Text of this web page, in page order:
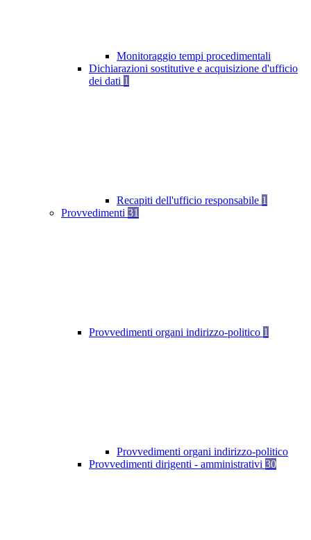
Monitoraggio tempi procedimentali
Dichiarazioni sostitutive e acquisizione d'ufficio
dei dati 1
Recapiti dell'ufficio responsabile 1
Provvedimenti 31
Provvedimenti organi indirizzo-politico 1
Provvedimenti organi indirizzo-politico
Provvedimenti dirigenti - amministrativi 30